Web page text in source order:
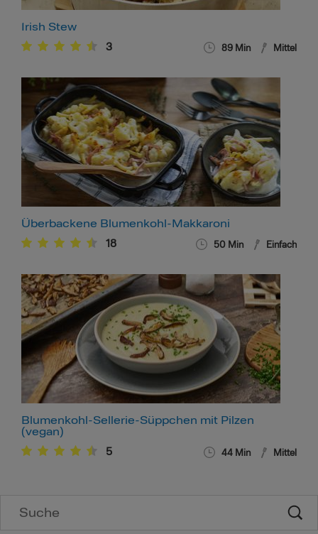
Irish Stew
3 89 Min Mittel
Überbackene Blumenkohl-Makkaroni
18 50 Min Einfach
Blumenkohl-Sellerie-Süppchen mit Pilzen
(vegan)
5 44 Min Mittel